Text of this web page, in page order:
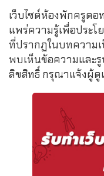
เว็บไซต์ห้องพักครูด
แพร่ความรู้เพื่อประ
ที่ปรากฏในบทความ
พบเห็นข้อความและรู
ลิขสิทธิ์ กรุณาแจ้งผู้ดู